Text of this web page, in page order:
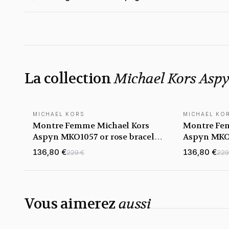
La collectionMichael Kors
NOUVEAUTÉ
MICHAEL KORS
Montre Femme Michael Kors
Aspyn MKO1057 or rose bracelet
maillons acier
136,80 €229 €
NOUVEAUTÉ
MICHAEL
Montre
Aspyn
maillons
136,80 €
Vous aimerezaussi